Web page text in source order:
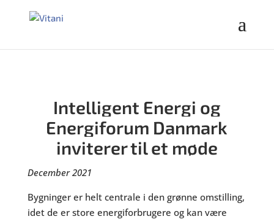
Intelligent Energi og
Energiforum Danmark
inviterer til et møde
December 2021
Bygninger er helt centrale i den grønne omstilling,
idet de er store energiforbrugere og kan være